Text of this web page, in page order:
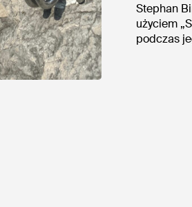
Stephan
użyciem
podczas